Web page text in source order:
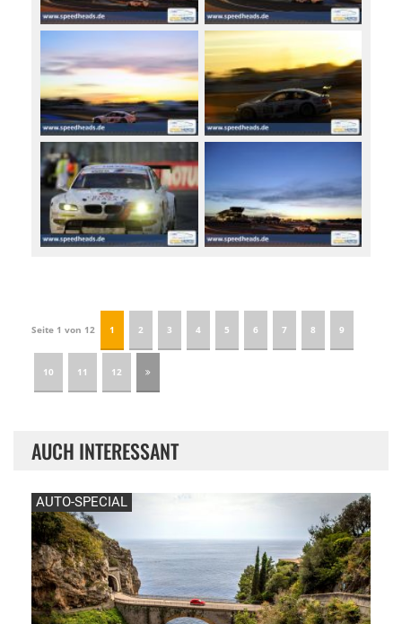
Seite 1 von 12 1 2 3 4 5 6 7 8 9
10 11 12
AUCH INTERESSANT
AUTO-SPECIAL